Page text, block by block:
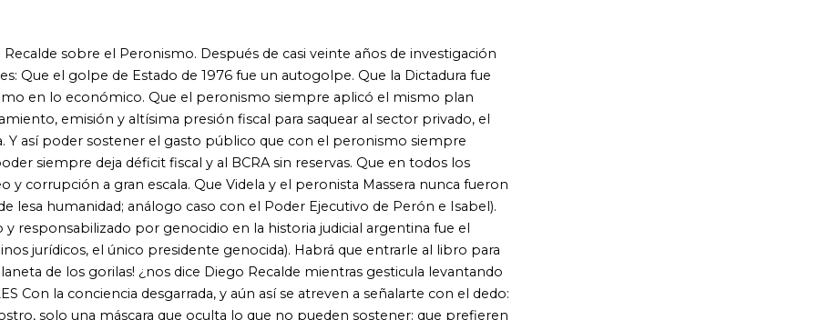
desgarrada, y aún así se atreven a señalarte con el dedo:
máscara que oculta lo que no pueden sostener: que prefieren
por sí mismos Pero las redes sociales son el verdadero
animal, gracias a nuestra rebeldía, la casta mandril la tiene muy
gorilas!